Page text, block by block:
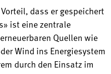
dass er gespeichert
ist eine zentrale
Quellen wie
Wind ins Energiesystem
durch den Einsatz im